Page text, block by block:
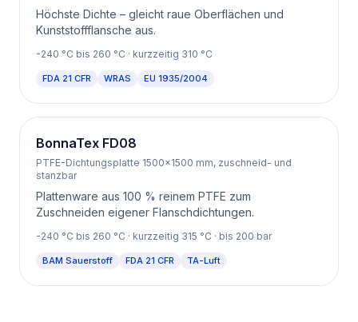
Höchste Dichte – gleicht raue Oberflächen und
Kunststoffflansche aus.
-240 °C bis 260 °C · kurzzeitig 310 °C
FDA 21 CFR WRAS EU 1935/2004
BonnaTex FD08
PTFE-Dichtungsplatte 1500×1500 mm, zuschneid- und
stanzbar
Plattenware aus 100 % reinem PTFE zum
Zuschneiden eigener Flanschdichtungen.
-240 °C bis 260 °C · kurzzeitig 315 °C · bis 200 bar
BAM Sauerstoff FDA 21 CFR TA-Luft